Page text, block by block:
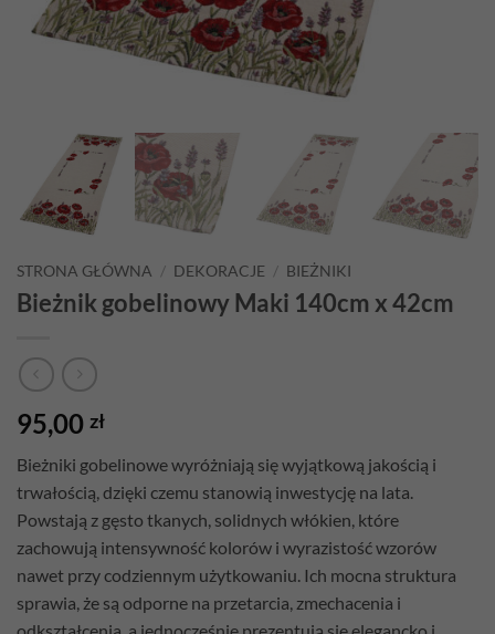
STRONA GŁÓWNA / DEKORACJE / BIEŻNIKI
Bieżnik gobelinowy Maki 140cm x 42cm
95,00 zł
Bieżniki gobelinowe wyróżniają się wyjątkową jakością i
trwałością, dzięki czemu stanowią inwestycję na lata.
Powstają z gęsto tkanych, solidnych włókien, które
zachowują intensywność kolorów i wyrazistość wzorów
nawet przy codziennym użytkowaniu. Ich mocna struktura
sprawia, że są odporne na przetarcia, zmechacenia i